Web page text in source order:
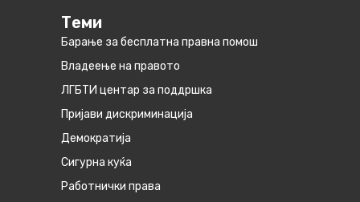
Теми
Барање за бесплатна правна помош
Владеење на правото
ЛГБТИ центар за поддршка
Пријави дискриминација
Демократија
Сигурна куќа
Работнички права